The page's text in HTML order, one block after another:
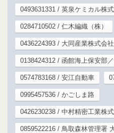
0493631331 / 英泉ケミカル株
0284710502 / 仁木編織（株）
0436224393 / 大同産業株式会社
0138424312 / 函館海上保安部
0574783168 / 安江自動車
0995457536 / かごしま路
0426230238 / 中村精密工業株
0859522216 / 鳥取森林管理署